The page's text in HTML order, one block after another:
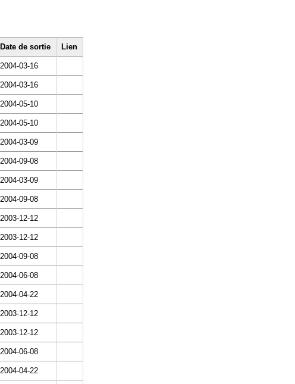
Date de sortie Lien
2004-03-16
2004-03-16
2004-05-10
2004-05-10
2004-03-09
2004-09-08
2004-03-09
2004-09-08
2003-12-12
2003-12-12
2004-09-08
2004-06-08
2004-04-22
2003-12-12
2003-12-12
2004-06-08
2004-04-22